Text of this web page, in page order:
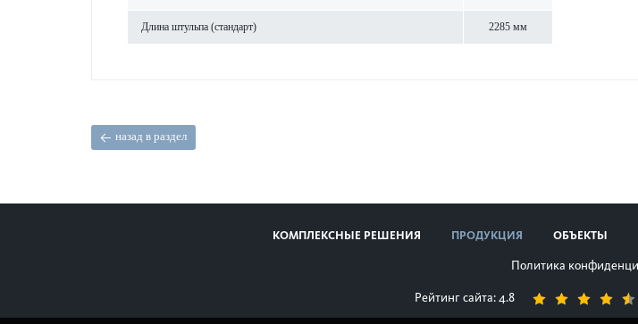
Длина штульпа (стандарт) 2285 мм
назад в раздел
КОМПЛЕКСНЫЕ РЕШЕНИЯ ПРОДУКЦИЯ ОБЪЕКТЫ
Политика
Рейтинг сайта: 4.8